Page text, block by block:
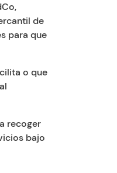
de
para que
o que
recoger
bajo